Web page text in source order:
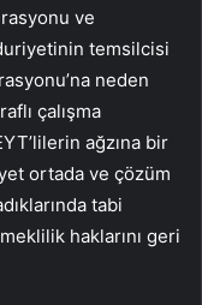
ve
temsilcisi
neden
çalışma
ağzına bir
ortada ve çözüm
tabi
haklarını geri